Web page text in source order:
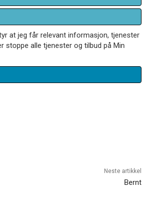
at jeg får relevant informasjon, tjenester
stoppe alle tjenester og tilbud på Min
Neste artikkel
Bernt